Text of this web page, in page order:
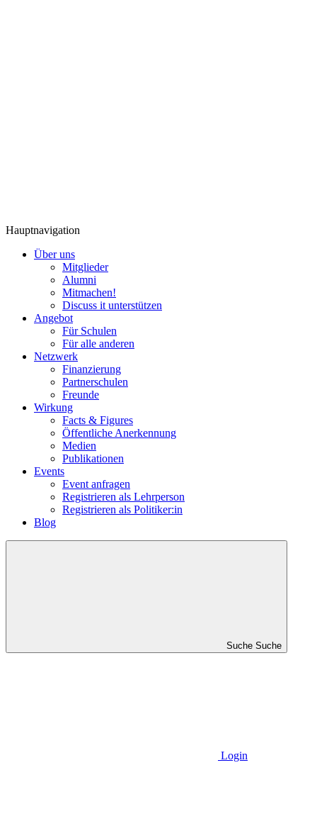
Hauptnavigation
Über uns
Mitglieder
Alumni
Mitmachen!
Discuss it unterstützen
Angebot
Für Schulen
Für alle anderen
Netzwerk
Finanzierung
Partnerschulen
Freunde
Wirkung
Facts & Figures
Öffentliche Anerkennung
Medien
Publikationen
Events
Event anfragen
Registrieren als Lehrperson
Registrieren als Politiker:in
Blog
Suche Suche
Login